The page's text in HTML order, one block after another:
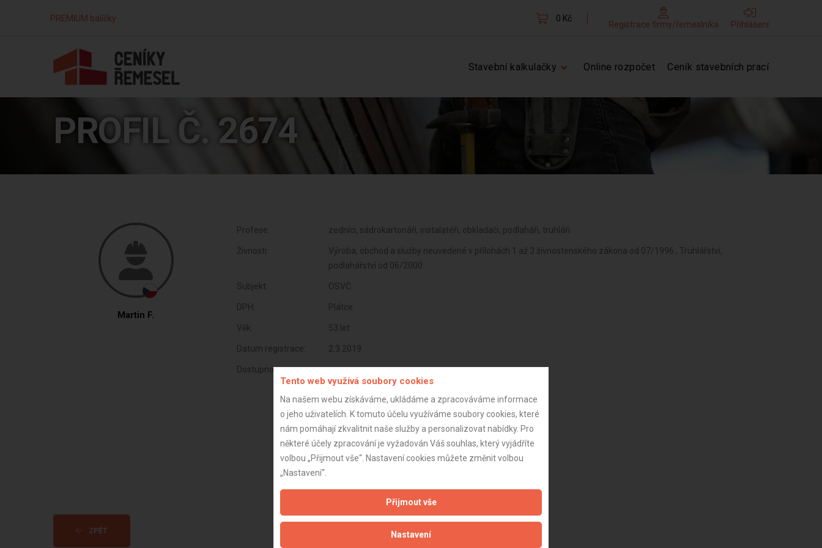
PREMIUM balíčky 0 Kč
Registrace firmy/řemeslníka Přihlášení
Stavební kalkulačky Online rozpočet Ceník stavebních prací
PROFIL Č. 2674
Martin F.
Profese: zedníci, sádrokartonáři, instalatéři, obkladači, podlaháři, truhláři
Živnosti:
Výroba, obchod a služby neuvedené v přílohách 1 až 3 živnostenského zákona od 07/1996 , Truhlářství,
podlahářství od 06/2000
Subjekt: OSVČ
DPH: Plátce
Věk: 53 let
Datum registrace: 2.3.2019
Dostupnost:
ZPĚT Aktualizováno z portálu ARES dne 30.12.2023 07:30:09
Tento web využívá soubory cookies
Na našem webu získáváme, ukládáme a zpracováváme informace
o jeho uživatelích. K tomuto účelu využíváme soubory cookies, které
nám pomáhají zkvalitnit naše služby a personalizovat nabídky. Pro
některé účely zpracování je vyžadován Váš souhlas, který vyjádříte
volbou „Přijmout vše“. Nastavení cookies můžete změnit volbou
„Nastavení“.
Přijmout vše
Nastavení